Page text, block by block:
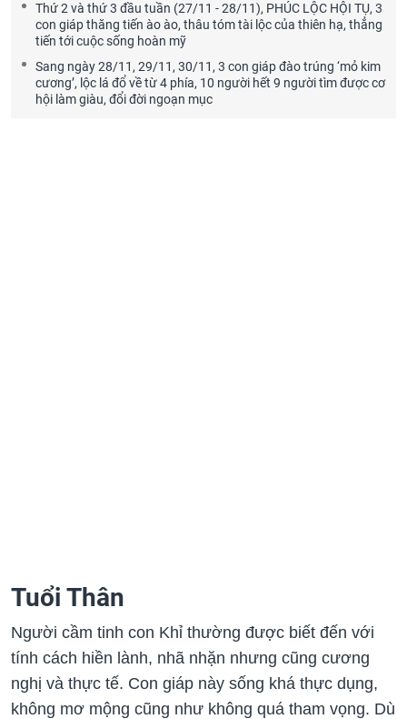
Thứ 2 và thứ 3 đầu tuần (27/11 - 28/11), PHÚC LỘC HỘI TỤ, 3
con giáp thăng tiến ào ào, thâu tóm tài lộc của thiên hạ, thẳng
tiến tới cuộc sống hoàn mỹ
Sang ngày 28/11, 29/11, 30/11, 3 con giáp đào trúng ‘mỏ kim
cương’, lộc lá đổ về từ 4 phía, 10 người hết 9 người tìm được cơ
hội làm giàu, đổi đời ngoạn mục
Tuổi Thân
Người cầm tinh con Khỉ thường được biết đến với
tính cách hiền lành, nhã nhặn nhưng cũng cương
nghị và thực tế. Con giáp này sống khá thực dụng,
không mơ mộng cũng như không quá tham vọng. Dù